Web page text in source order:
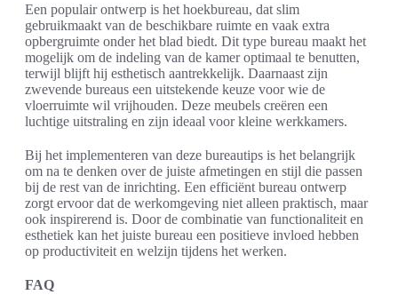
Een populair ontwerp is het hoekbureau, dat slim
gebruikmaakt van de beschikbare ruimte en vaak extra
opbergruimte onder het blad biedt. Dit type bureau maakt het
mogelijk om de indeling van de kamer optimaal te benutten,
terwijl blijft hij esthetisch aantrekkelijk. Daarnaast zijn
zwevende bureaus een uitstekende keuze voor wie de
vloerruimte wil vrijhouden. Deze meubels creëren een
luchtige uitstraling en zijn ideaal voor kleine werkkamers.
Bij het implementeren van deze bureautips is het belangrijk
om na te denken over de juiste afmetingen en stijl die passen
bij de rest van de inrichting. Een efficiënt bureau ontwerp
zorgt ervoor dat de werkomgeving niet alleen praktisch, maar
ook inspirerend is. Door de combinatie van functionaliteit en
esthetiek kan het juiste bureau een positieve invloed hebben
op productiviteit en welzijn tijdens het werken.
FAQ